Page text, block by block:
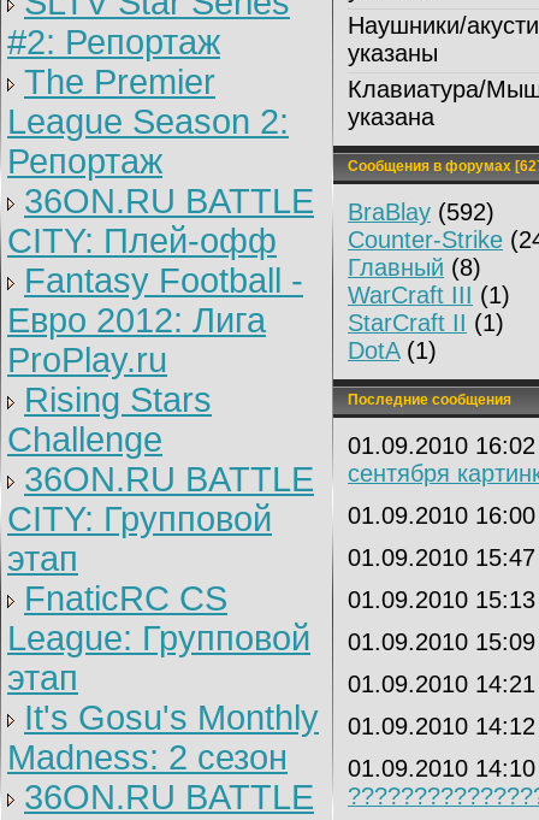
#2: Репортаж
The Premier
League Season 2:
Репортаж
36ON.RU BATTLE
CITY: Плей-офф
Fantasy Football -
Евро 2012: Лига
ProPlay.ru
Rising Stars
Challenge
36ON.RU BATTLE
CITY: Групповой
этап
FnaticRC CS
League: Групповой
этап
It's Gosu's Monthly
Madness: 2 сезон
36ON.RU BATTLE
Наушники/
указаны
Клавиатура/
указана
Сообщения в форумах
BraBlay (592)
Counter-Strike
Главный (8)
WarCraft III (1)
StarCraft II (1)
DotA(1)
Последние сообщения
01.09.2010
сентября
01.09.2010
01.09.2010
01.09.2010
01.09.2010
01.09.2010
01.09.2010
01.09.2010